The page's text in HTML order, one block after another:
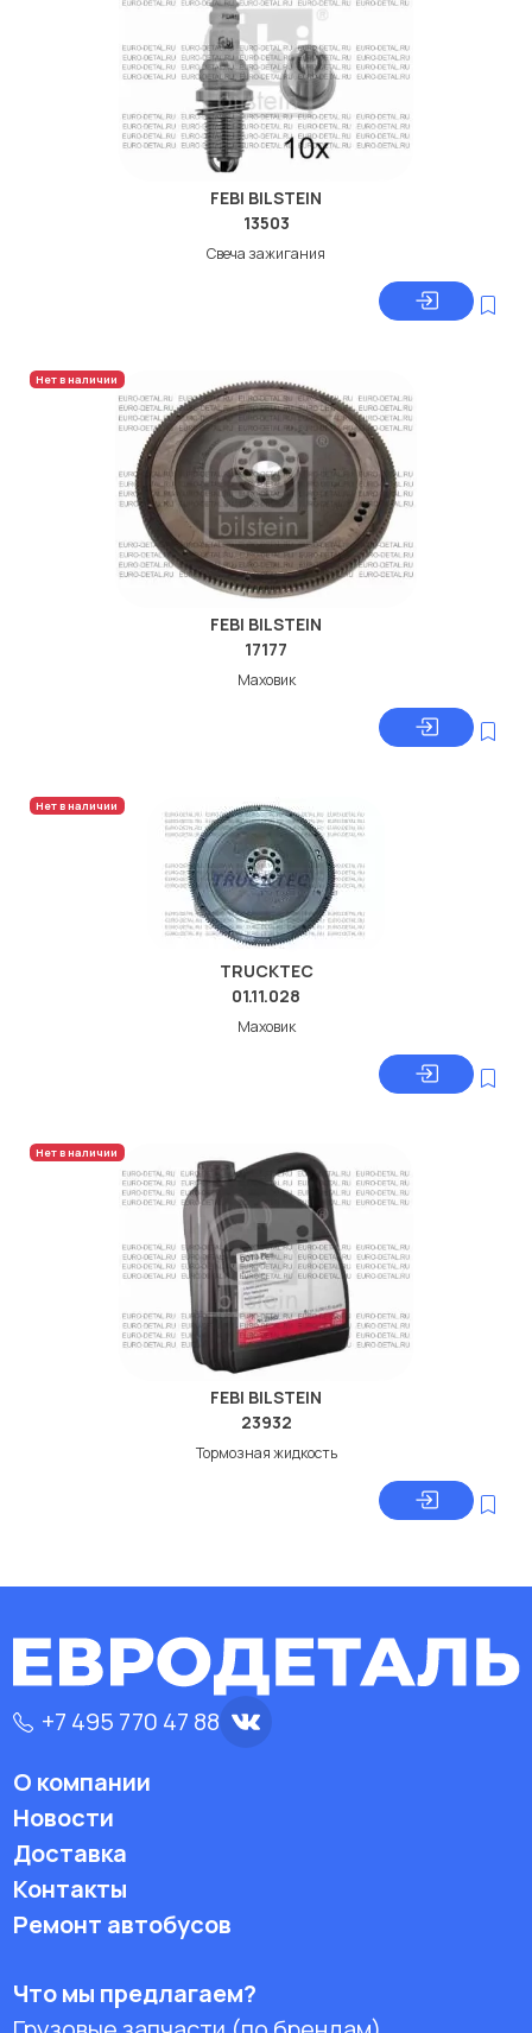
FEBI BILSTEIN
13503
Свеча зажигания
Нет в наличии
FEBI BILSTEIN
17177
Маховик
Нет в наличии
TRUCKTEC
01.11.028
Маховик
Нет в наличии
FEBI BILSTEIN
23932
Тормозная жидкость
+7 495 770 47 88
О компании
Новости
Доставка
Контакты
Ремонт автобусов
Что мы предлагаем?